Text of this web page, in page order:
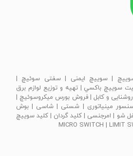
| سویيچ ايمنی | سفتی سوئيچ |
سوييچ باكسي | تهیه و توزیع لوازم برق
و کابل | فروش بورس میکروسوئیچ |
سنسور مینیاتوری | شستی | شاسی | بوش
شو | امرجنسی | كليد گردان | كليد سوييچ